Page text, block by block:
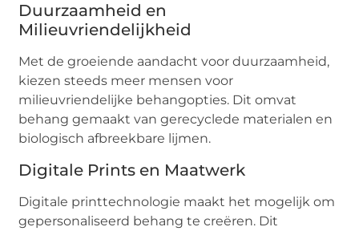
Duurzaamheid en
Milieuvriendelijkheid
Met de groeiende aandacht voor duurzaamheid,
kiezen steeds meer mensen voor
milieuvriendelijke behangopties. Dit omvat
behang gemaakt van gerecyclede materialen en
biologisch afbreekbare lijmen.
Digitale Prints en Maatwerk
Digitale printtechnologie maakt het mogelijk om
gepersonaliseerd behang te creëren. Dit